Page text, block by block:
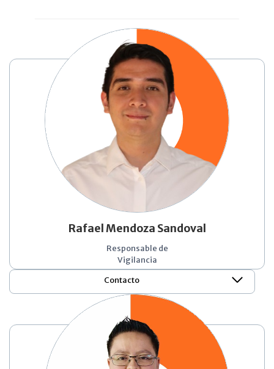
Rafael Mendoza Sandoval
Responsable de
Vigilancia
Contacto